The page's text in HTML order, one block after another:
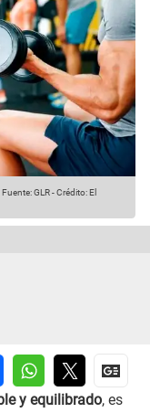
Fuente: GLR-Crédito: El
y equilibrado, es